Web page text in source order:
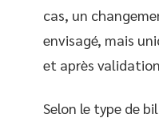
cas, un
envisagé, mais
et après
Selon le type de